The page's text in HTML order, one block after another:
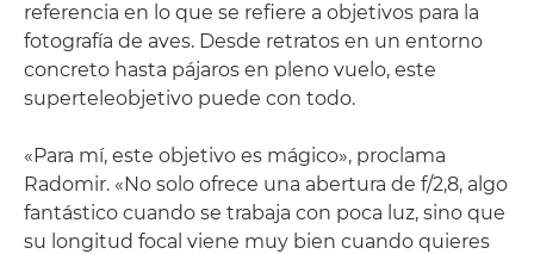
referencia en lo que se refiere a objetivos para la
fotografía de aves. Desde retratos en un entorno
concreto hasta pájaros en pleno vuelo, este
superteleobjetivo puede con todo.
«Para mí, este objetivo es mágico», proclama
Radomir. «No solo ofrece una abertura de f/2,8, algo
fantástico cuando se trabaja con poca luz, sino que
su longitud focal viene muy bien cuando quieres